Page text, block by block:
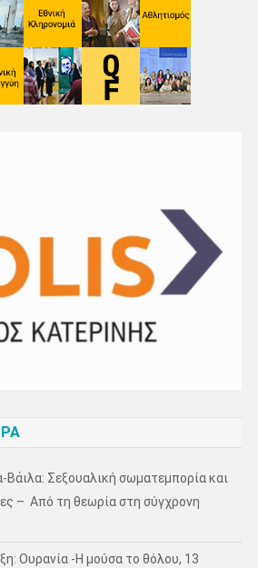
Σεξουαλική σωματεμπορία και
– Από τη θεωρία στη σύγχρονη
Ουρανία -Η μούσα το θόλου, 13